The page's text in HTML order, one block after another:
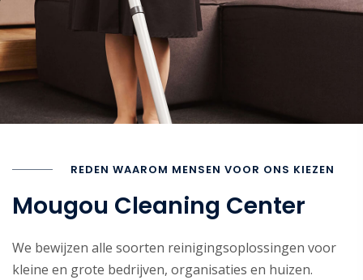
REDEN WAAROM MENSEN VOOR ONS KIEZEN
Mougou Cleaning Center
We bewijzen alle soorten reinigingsoplossingen voor
kleine en grote bedrijven, organisaties en huizen.